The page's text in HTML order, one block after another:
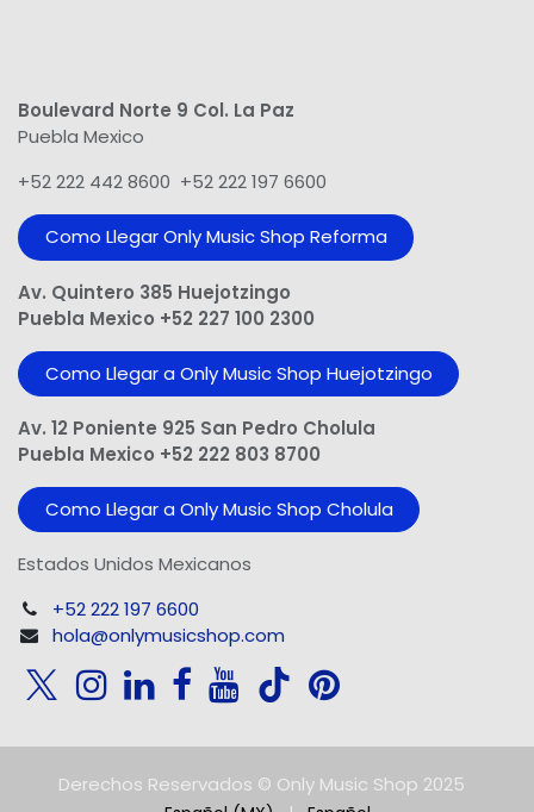
Boulevard Norte 9 Col. La Paz
Puebla Mexico
+52 222 442 8600 +52 222 197 6600
Como Llegar Only Music Shop​ Reforma
Av. Quintero 385 Huejotzingo
Puebla Mexico +52 227 100 2300
Como Llegar a Only Music Shop Huejotzingo
Av. 12 Poniente 925 San Pedro Cholula
Puebla Mexico +52 222 803 8700
Como Llegar a Only Music Shop Cholula
Estados Unidos Mexicanos
+52 222 197 6600
hola@onlymusicshop.com
Derechos Reservados © Only Music Shop 2025